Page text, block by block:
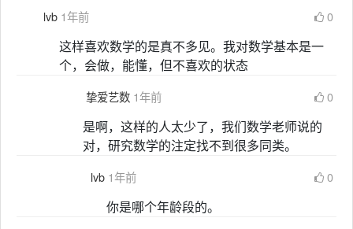
lvb 1年前 0
这样喜欢数学的是真不多见。我对数学基本是一
个，会做，能懂，但不喜欢的状态
挚爱艺数 1年前 0
是啊，这样的人太少了，我们数学老师说的
对，研究数学的注定找不到很多同类。
lvb 1年前 0
你是哪个年龄段的。